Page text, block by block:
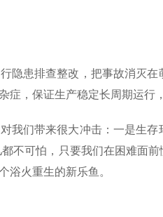
隐患排查整改，把事故消灭
症，保证生产稳定长周期运行
我们带来很大冲击：一是生
不可怕，只要我们在困难面
浴火重生的新乐鱼。